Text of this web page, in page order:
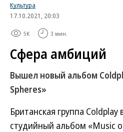
Культура
17.10.2021, 20:03
5K 3 мин.
Сфера амбиций
Вышел новый альбом
Spheres»
Британская группа
студийный альбом «Music